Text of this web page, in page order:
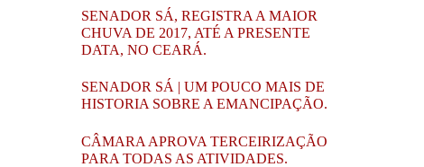
SENADOR SÁ, REGISTRA A MAIOR
CHUVA DE 2017, ATÉ A PRESENTE
DATA, NO CEARÁ.
SENADOR SÁ | UM POUCO MAIS DE
HISTORIA SOBRE A EMANCIPAÇÃO.
CÂMARA APROVA TERCEIRIZAÇÃO
PARA TODAS AS ATIVIDADES.